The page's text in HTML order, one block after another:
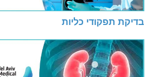
בדיקת תפקודי כליות